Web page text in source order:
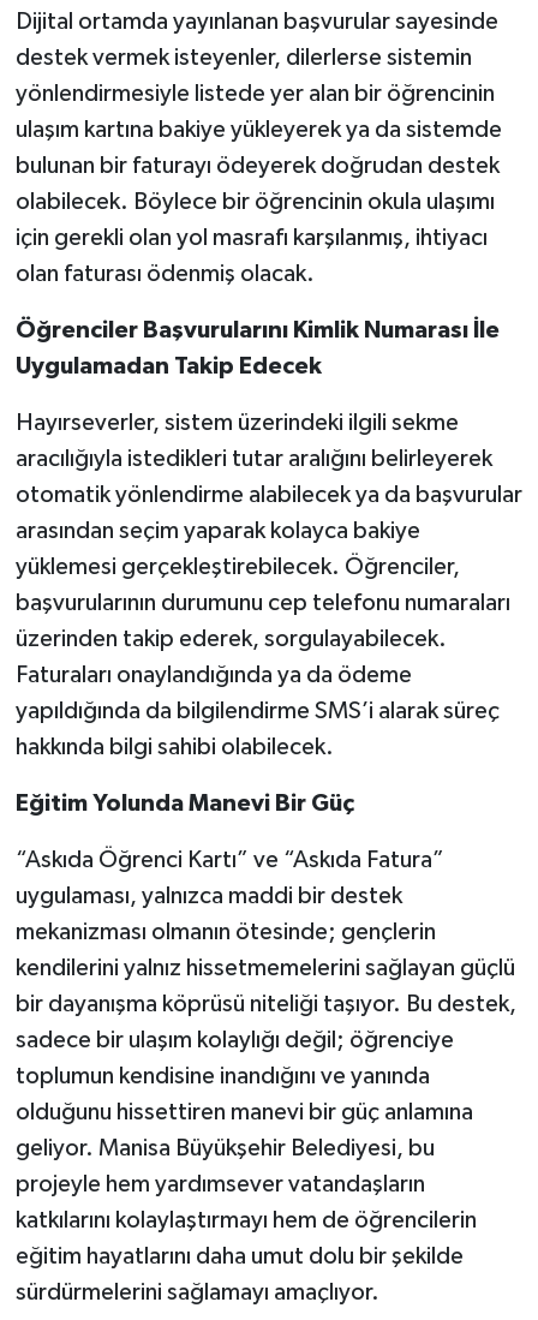
Dijital ortamda yayınlanan başvurular sayesinde
destek vermek isteyenler, dilerlerse sistemin
yönlendirmesiyle listede yer alan bir öğrencinin
ulaşım kartına bakiye yükleyerek ya da sistemde
bulunan bir faturayı ödeyerek doğrudan destek
olabilecek. Böylece bir öğrencinin okula ulaşımı
için gerekli olan yol masrafı karşılanmış, ihtiyacı
olan faturası ödenmiş olacak.
Öğrenciler Başvurularını Kimlik Numarası İle
Uygulamadan Takip Edecek
Hayırseverler, sistem üzerindeki ilgili sekme
aracılığıyla istedikleri tutar aralığını belirleyerek
otomatik yönlendirme alabilecek ya da başvurular
arasından seçim yaparak kolayca bakiye
yüklemesi gerçekleştirebilecek. Öğrenciler,
başvurularının durumunu cep telefonu numaraları
üzerinden takip ederek, sorgulayabilecek.
Faturaları onaylandığında ya da ödeme
yapıldığında da bilgilendirme SMS’i alarak süreç
hakkında bilgi sahibi olabilecek.
Eğitim Yolunda Manevi Bir Güç
“Askıda Öğrenci Kartı” ve “Askıda Fatura”
uygulaması, yalnızca maddi bir destek
mekanizması olmanın ötesinde; gençlerin
kendilerini yalnız hissetmemelerini sağlayan güçlü
bir dayanışma köprüsü niteliği taşıyor. Bu destek,
sadece bir ulaşım kolaylığı değil; öğrenciye
toplumun kendisine inandığını ve yanında
olduğunu hissettiren manevi bir güç anlamına
geliyor. Manisa Büyükşehir Belediyesi, bu
projeyle hem yardımsever vatandaşların
katkılarını kolaylaştırmayı hem de öğrencilerin
eğitim hayatlarını daha umut dolu bir şekilde
sürdürmelerini sağlamayı amaçlıyor.